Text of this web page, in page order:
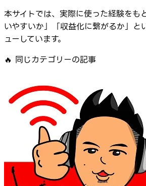
本サイトでは、実際に使った経験をも
いやすいか」「収益化に繋がるか」と
ューしています。
🔥 同じカテゴリーの記事